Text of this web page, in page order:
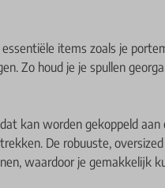
items zoals je
Zo houd je je spullen
kan worden gekoppeld aan
De robuuste,
waardoor je gemakkelijk